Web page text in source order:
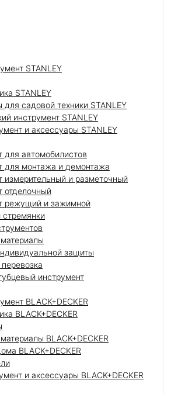
STANLEY
STANLEY
для садовой техники STANLEY
инструмент STANLEY
и аксессуары STANLEY
для автомобилистов
для монтажа и демонтажа
измерительный и разметочный
отделочный
режущий и зажимной
защиты
инструмент
BLACK+DECKER
BLACK+DECKER
BLACK+DECKER
BLACK+DECKER
и аксессуары BLACK+DECKER